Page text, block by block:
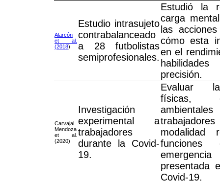
Alarcón
et al.
(2018)
Estudio intrasujeto
contrabalanceado
a 28 futbolistas
semiprofesionales.
Estudió la
carga
las
cómo esta
en el
precisión.
Carvajal
Mendoza
et al.
(2020)
Investigación
experimental a
trabajadores
durante la Covid-
19.
Evaluar
físicas,
modalidad
presentada
Covid-19.